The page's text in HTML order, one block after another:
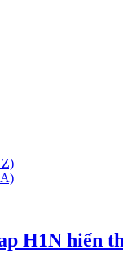
Z)
H1N hiển